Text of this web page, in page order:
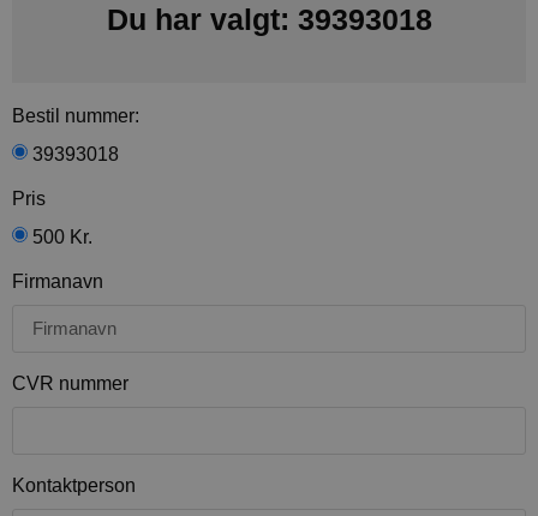
Du har valgt: 39393018
Bestil nummer:
39393018
Pris
500 Kr.
Firmanavn
CVR nummer
Kontaktperson